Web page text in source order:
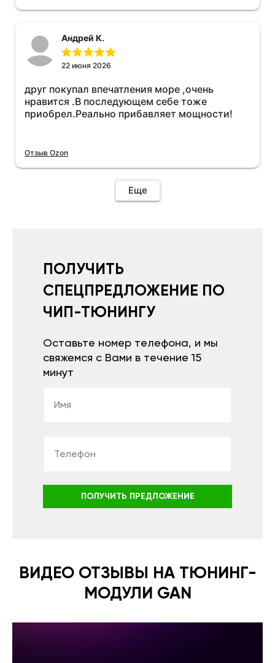
всё установилось по работе устройства
дополню позже ещё не проехал 120
км.Дополняю после пробега 120 км
более энергичный расход не
увеличился.Всем рекомендую к покупке.
Андрей К.
22 июня 2026
друг покупал впечатления море ,очень
нравится .В последующем себе тоже
приобрел.Реально прибавляет мощности!
Отзыв Ozon
Еще
ПОЛУЧИТЬ
СПЕЦПРЕДЛОЖЕНИЕ ПО
ЧИП-ТЮНИНГУ
Оставьте номер телефона, и мы
свяжемся с Вами в течение 15
минут
ПОЛУЧИТЬ ПРЕДЛОЖЕНИЕ
ВИДЕО ОТЗЫВЫ НА ТЮНИНГ-
МОДУЛИ GAN